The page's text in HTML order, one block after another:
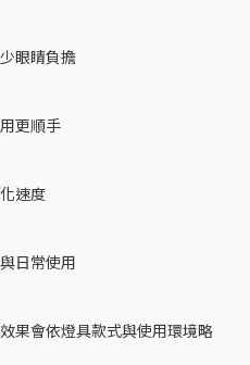
眼睛負擔
更順手
速度
日常使用
果會依燈具款式與使用環境略